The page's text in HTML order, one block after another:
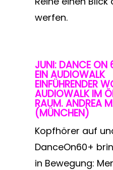
werfen.
JUNI: DANCE ON
EIN AUDIOWALK
EINFÜHRENDER
AUDIOWALK IM
RAUM. ANDREA
(MÜNCHEN)
Kopfhörer auf
DanceOn60+
in Bewegung: